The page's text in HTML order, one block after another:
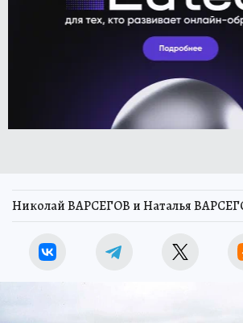
Николай ВАРСЕГОВ и Наталья